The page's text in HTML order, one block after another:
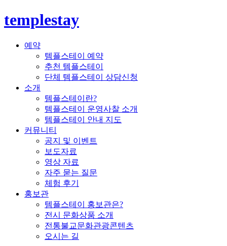
templestay
예약
템플스테이 예약
추천 템플스테이
단체 템플스테이 상담신청
소개
템플스테이란?
템플스테이 운영사찰 소개
템플스테이 안내 지도
커뮤니티
공지 및 이벤트
보도자료
영상 자료
자주 묻는 질문
체험 후기
홍보관
템플스테이 홍보관은?
전시 문화상품 소개
전통불교문화관광콘텐츠
오시는 길